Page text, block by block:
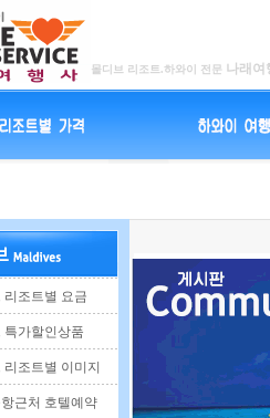
몰디브 리조트.하와이 전문 나래여
리조트별 요금
특가할인상품
리조트별 이미지
근처 호텔예약